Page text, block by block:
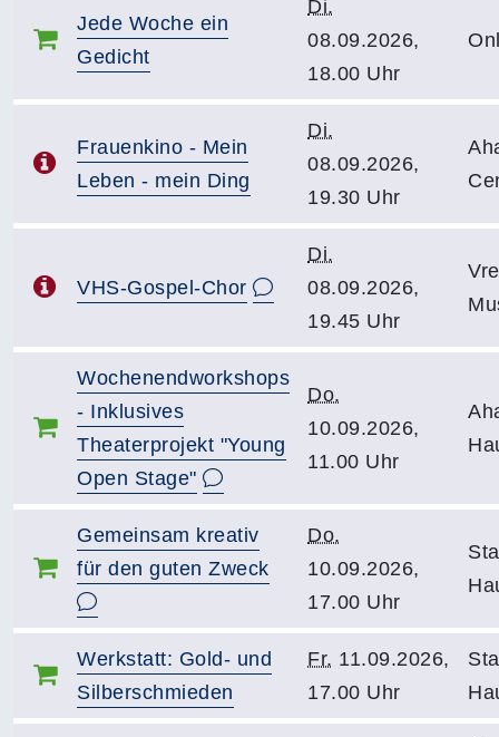
Jede Woche ein
Gedicht
Di.
08.09.2026,
18.00 Uhr
Frauenkino - Mein
Leben - mein Ding
Di.
08.09.2026,
19.30 Uhr
VHS-Gospel-Chor
Di.
08.09.2026,
19.45 Uhr
Wochenendworkshops
- Inklusives
Theaterprojekt "Young
Open Stage"
Do.
10.09.2026,
11.00 Uhr
Gemeinsam kreativ
für den guten Zweck
Do.
10.09.2026,
17.00 Uhr
Werkstatt: Gold- und
Silberschmieden
Fr. 11.09.2026,
17.00 Uhr